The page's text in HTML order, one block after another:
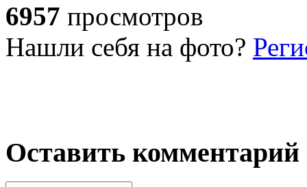
6957 просмотров
Нашли себя на фото?
Оставить комментарий